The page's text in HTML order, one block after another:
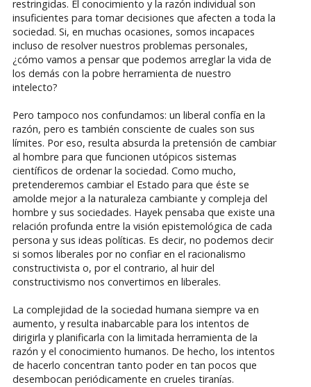
restringidas. El conocimiento y la razón individual son
insuficientes para tomar decisiones que afecten a toda la
sociedad. Si, en muchas ocasiones, somos incapaces
incluso de resolver nuestros problemas personales,
¿cómo vamos a pensar que podemos arreglar la vida de
los demás con la pobre herramienta de nuestro
intelecto?
Pero tampoco nos confundamos: un liberal confía en la
razón, pero es también consciente de cuales son sus
límites. Por eso, resulta absurda la pretensión de cambiar
al hombre para que funcionen utópicos sistemas
científicos de ordenar la sociedad. Como mucho,
pretenderemos cambiar el Estado para que éste se
amolde mejor a la naturaleza cambiante y compleja del
hombre y sus sociedades. Hayek pensaba que existe una
relación profunda entre la visión epistemológica de cada
persona y sus ideas políticas. Es decir, no podemos decir
si somos liberales por no confiar en el racionalismo
constructivista o, por el contrario, al huir del
constructivismo nos convertimos en liberales.
La complejidad de la sociedad humana siempre va en
aumento, y resulta inabarcable para los intentos de
dirigirla y planificarla con la limitada herramienta de la
razón y el conocimiento humanos. De hecho, los intentos
de hacerlo concentran tanto poder en tan pocos que
desembocan periódicamente en crueles tiranías.